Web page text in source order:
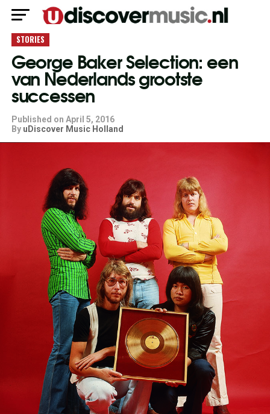
STORIES
George Baker Selection: een
van Nederlands grootste
successen
Published on April 5, 2016
By uDiscover Music Holland